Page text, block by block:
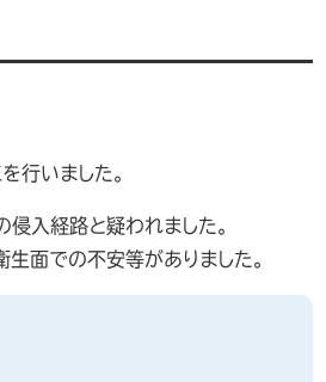
行いました。
入経路と疑われました。
面での不安等がありました。